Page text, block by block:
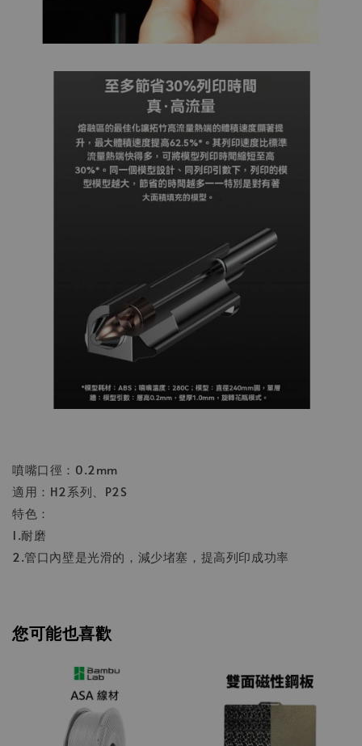
噴嘴口徑：0.2mm
適用：H2系列、P2S
特色：
1.耐磨
2.管口內壁是光滑的，減少堵塞，提高列印成功率
您可能也喜歡